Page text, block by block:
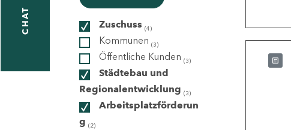
CHAT Zuschuss (4)
Kommunen (3)
Öffentliche Kunden (3)
Städtebau und
Regionalentwicklung (3)
Arbeitsplatzförderun
g (2)